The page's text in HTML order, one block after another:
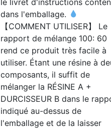
dans l'emballage.
【COMMENT UTILISER】 Le
rapport de mélange 100: 60
rend ce produit très facile à
utiliser. Étant une résine à
composants, il suffit de
mélanger la RÉSINE A +
DURCISSEUR B dans le
indiqué au-dessus de
l'emballage et de la laisser